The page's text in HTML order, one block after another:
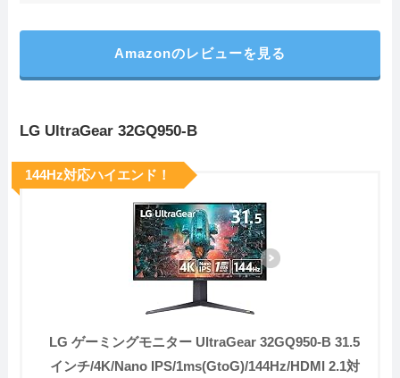
Amazonのレビューを見る
LG UltraGear 32GQ950-B
LG ゲーミングモニター UltraGear 32GQ950-B 31.5
インチ/4K/Nano IPS/1ms(GtoG)/144Hz/HDMI 2.1対
144Hz対応ハイエンド！